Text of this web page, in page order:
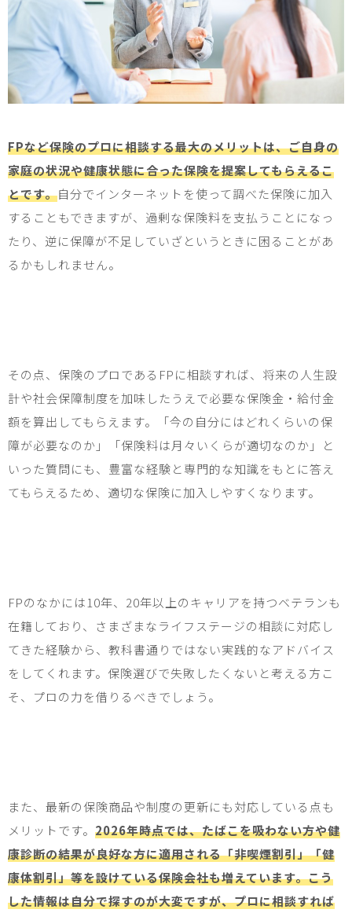
FPなど保険のプロに相談する最大のメリットは、ご自身の
家庭の状況や健康状態に合った保険を提案してもらえるこ
とです。自分でインターネットを使って調べた保険に加入
することもできますが、過剰な保険料を支払うことになっ
たり、逆に保障が不足していざというときに困ることがあ
るかもしれません。
その点、保険のプロである FPに相談すれば、将来の人生設
計や社会保障制度を加味したうえで必要な保険金・給付金
額を算出してもらえます。「今の自分にはどれくらいの保
障が必要なのか」「保険料は月々いくらが適切なのか」と
いった質問にも、豊富な経験と専門的な知識をもとに答え
てもらえるため、適切な保険に加入しやすくなります。
FPのなかには10年、 20年以上のキャリアを持つベテランも
在籍しており、さまざまなライフステージの相談に対応し
てきた経験から、教科書通りではない実践的なアドバイス
をしてくれます。保険選びで失敗したくないと考える方こ
そ、プロの力を借りるべきでしょう。
また、最新の保険商品や制度の更新にも対応している点も
メリットです。 2026年時点では、たばこを吸わない方や健
康診断の結果が良好な方に適用される「非喫煙割引」「健
康体割引」等を設けている保険会社も増えています。こう
した情報は自分で探すのが大変ですが、プロに相談すれば